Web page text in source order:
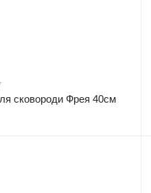
сковороди Фрея 40см